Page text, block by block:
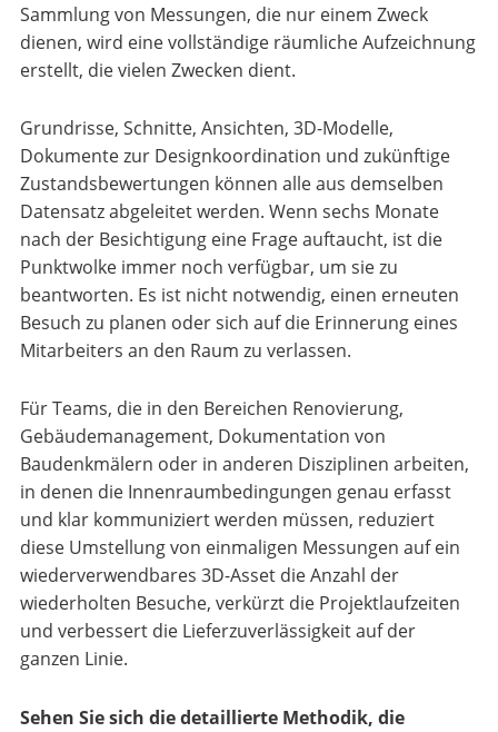
Sammlung von Messungen, die nur einem Zweck
dienen, wird eine vollständige räumliche Aufzeichnung
erstellt, die vielen Zwecken dient.
Grundrisse, Schnitte, Ansichten, 3D-Modelle,
Dokumente zur Designkoordination und zukünftige
Zustandsbewertungen können alle aus demselben
Datensatz abgeleitet werden. Wenn sechs Monate
nach der Besichtigung eine Frage auftaucht, ist die
Punktwolke immer noch verfügbar, um sie zu
beantworten. Es ist nicht notwendig, einen erneuten
Besuch zu planen oder sich auf die Erinnerung eines
Mitarbeiters an den Raum zu verlassen.
Für Teams, die in den Bereichen Renovierung,
Gebäudemanagement, Dokumentation von
Baudenkmälern oder in anderen Disziplinen arbeiten,
in denen die Innenraumbedingungen genau erfasst
und klar kommuniziert werden müssen, reduziert
diese Umstellung von einmaligen Messungen auf ein
wiederverwendbares 3D-Asset die Anzahl der
wiederholten Besuche, verkürzt die Projektlaufzeiten
und verbessert die Lieferzuverlässigkeit auf der
ganzen Linie.
Sehen Sie sich die detaillierte Methodik, die